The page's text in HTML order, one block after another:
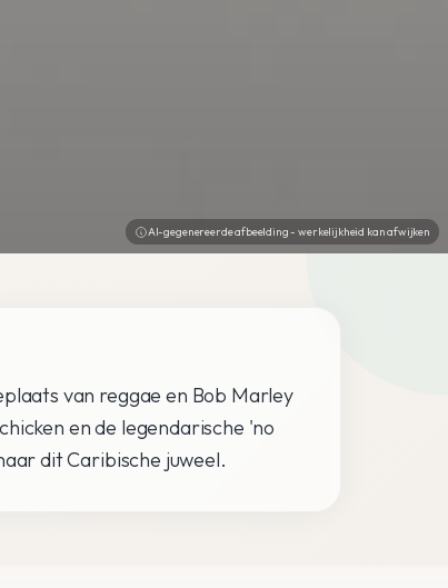
AI-gegenereerde afbeelding - werkelijkheid kan afwijken
van reggae en Bob Marley
en de legendarische 'no
dit Caribische juweel.